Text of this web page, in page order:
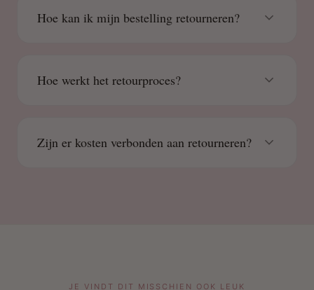
Hoe kan ik mijn bestelling retourneren?
Hoe werkt het retourproces?
Zijn er kosten verbonden aan retourneren?
JE VINDT DIT MISSCHIEN OOK LEUK